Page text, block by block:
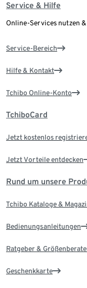
Service & Hilfe
Online-Services nutzen
Service-Bereich
Hilfe & Kontakt
Tchibo Online-Konto
TchiboCard
Jetzt kostenlos
Jetzt Vorteile entdecken
Rund um unsere
Tchibo Kataloge &
Bedienungsanleitungen
Ratgeber &
Geschenkkarte